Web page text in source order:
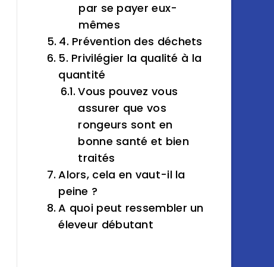
par se payer eux-
mêmes
4. Prévention des déchets
5. Privilégier la qualité à la
quantité
Vous pouvez vous
assurer que vos
rongeurs sont en
bonne santé et bien
traités
Alors, cela en vaut-il la
peine ?
A quoi peut ressembler un
éleveur débutant